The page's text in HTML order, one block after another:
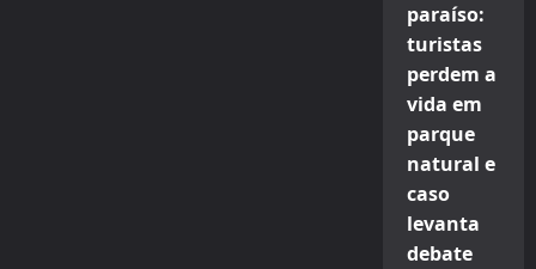
paraíso:
turistas
perdem a
vida em
parque
natural e
caso
levanta
debate